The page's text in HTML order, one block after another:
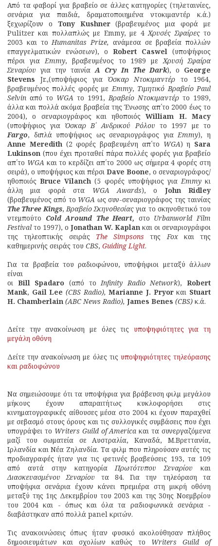
Από τα φαβορί για βραβείο σε άλλες κατηγορίες (τηλεταινίες,
σενάρια για παιδιά, δραματοποιημένα ντοκιμαντέρ κ.ά.)
ξεχωρίζουν ο Tony Kushner(βραβευμένος μια φορά με
Pulitzer και πολλαπλώς με Emmy, με 4Χρυσές Σφαίρεςτο
2003 και τοHumanitas Prize, ανάμεσα σε βραβεία πολλών
επαγγελματικών ενώσεων), ο Robert Caswel (υποψήφιος
πέρσι γιαEmmy, βραβευμένος το 1989 μεΧρυσή Σφαίρα
Σεναρίου για την ταινίαA Cry In The Dark), ο George
Stevens Jr.,(υποψήφιος γιαΌσκαρ Ντοκιμαντέρ το 1964,
βραβευμένος πολλές φορές μεEmmy, Τιμητικό Βραβείο Paul
Selvin από το WGA το 1991,Βραβείο Ντοκιμαντέρ το 1989,
άλλα και πολλά ακόμα βραβεία της Ένωσης απ΄το 2000 έως το
2004), ο σεναριογράφος και ηθοποιόςWilliam H. Macy
(υποψήφιος γιαΌσκαρ Β΄ Ανδρικού Ρόλου το 1997 με το
Fargo, διπλά υποψήφιος ως σεναριογράφος γιαEmmy), η
Anne Meredith(2 φορές βραβευμένη απ΄το WGA) η Sara
Lukinson (που έχει προταθεί πάρα πολλές φορές για βραβείο
απ΄το WGA και το κερδίζει απ΄το 2000 ως σήμερα 4 φορές στη
σειρά), ο υποψήφιος και πέρσι Dave Boone, ο σεναριογράφος/
ηθοποιόςBruce Vilanch (5 φορές υποψήφιος γιαEmmyκι
άλλη μια φορά στα WGA Awards), ο John Ridley
(βραβευμένος από το WGA ως συν-σεναριογράφος της ταινίας
Τhe Three Kings,Βραβείο Σκηνοθεσίαςγια το σκηνοθετικό του
ντεμπούτο Cold Around The Heart, στο Urbanworld Film
Festival το 1997), ο Jonathan W. Kaplan και οι σεναριογράφοι
της τηλεοπτικής σειράς The Simpsons τηςFoxκαι της
καθημερινής σειράς του CBS, Guiding Light.
Για τα βραβεία του ραδιοφώνου, υποψήφιοι μεταξύ άλλων
είναι
οι Bill Spadaro (από τοInfinity Radio Network), Robert
Mank, Gail Lee (CBS Radio), Marianne J. Pryorκαι Stuart
H. Chamberlain (ABC News Radio), James Benes (CBS) κ.ά.
Δείτε την ανακοίνωση με όλες τις υποψηφιότητες για τη
μεγάλη οθόνη
Δείτε την ανακοίνωση με όλες τις υποψηφιότητες τηλεόρασης
και ραδιοφώνου
Να σημειώσουμε ότι τα υποψήφια για βράβευση φιλμ μεγάλου
μήκους έχουν απαραιτήτως κυκλοφορήσει στις
κινηματογραφικές αίθουσες μέσα στο 2004 κι έχουν παραχθεί
με σεβασμό στους όρους και τις συλλογικές συμβάσεις που έχει
υπογράψει το Writers Guild of America και τα συνεργαζόμενα
μαζί του σωματεία σε Αυστραλία, Καναδά, Μ.Βρεττανία,
Ιρλανδία και Νέα Ζηλανδία. Τα φιλμ που πληρούσαν αυτές τις
προδιαγραφές ήταν για τις φετινές βραβεύσεις 193, τα 109
από αυτά στην κατηγορίαΠρωτότυπου Σεναρίου και
Διασκευασμένου Σεναρίου τα 84. Για την τηλεόραση τα
υποψήφια σενάρια έχουν κάνει πρεμιέρα στη μικρή οθόνη
μεταξύ της 1ης Δεκεμβρίου του 2003 και της 30ης Νοεμβρίου
του 2004 και - όπως και όλα τα ραδιοφωνικά σενάρια -
διαβάστηκαν από πολλά panel κριτών.
Τις ανακοινώσεις όπως ήταν φυσικό ακολούθησαν πλήθος
δημοσιευμάτων και σχολίων καθώς το Writers Guild of